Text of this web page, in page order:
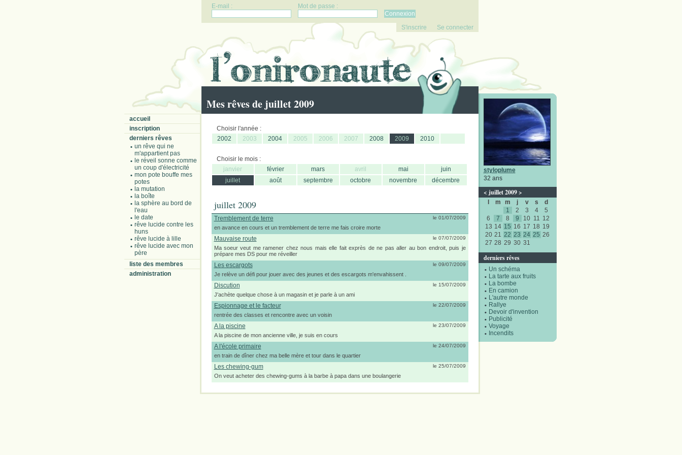
E-mail : Mot de passe :
S'inscrire Se connecter
Mes rêves de juillet 2009
accueil
inscription
derniers rêves
un rêve qui ne
m'appartient pas
le réveil sonne comme
un coup d'électricité
mon pote bouffe mes
potes
la mutation
la boîte
la sphère au bord de
l'eau
le date
rêve lucide contre les
huns
rêve lucide à lille
rêve lucide avec mon
père
liste des membres
administration
styloplume
32 ans
< juillet 2009 >
m m j v s
d
1
2 3 4
5
6
7 8 9 10 11 12
13 14 15 16 17 18 19
20 21 22 23 24 25 26
27 28 29 30 31
derniers rêves
Un schéma
La tarte aux fruits
La bombe
En camion
L'autre monde
Rallye
Devoir d'invention
Publicité
Voyage
Incendits
Choisir l'année :
2002
2003 2004 2005 2006 2007 2008 2009 2010
Choisir le mois :
janvier
février mars avril mai
juin
juillet
août septembre octobre novembre décembre
juillet 2009
Tremblement de terre le 01/07/2009
en avance en cours et un tremblement de terre me fais croire morte
Mauvaise route le 07/07/2009
Ma soeur veut me ramener chez nous mais elle fait exprès de ne pas aller au bon endroit, puis je
prépare mes DS pour me réveiller
Les escargots le 09/07/2009
Je relève un défi pour jouer avec des jeunes et des escargots m'envahissent .
Discution le 15/07/2009
J'achète quelque chose à un magasin et je parle à un ami
Espionnage et le facteur le 22/07/2009
rentrée des classes et rencontre avec un voisin
A la piscine le 23/07/2009
A la piscine de mon ancienne ville, je suis en cours
A l'école primaire le 24/07/2009
en train de dîner chez ma belle mère et tour dans le quartier
Les chewing-gum le 25/07/2009
On veut acheter des chewing-gums à la barbe à papa dans une boulangerie